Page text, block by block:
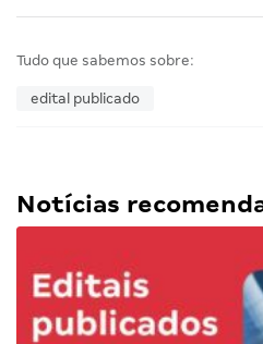
Tudo que sabemos sobre:
edital publicado
Notícias